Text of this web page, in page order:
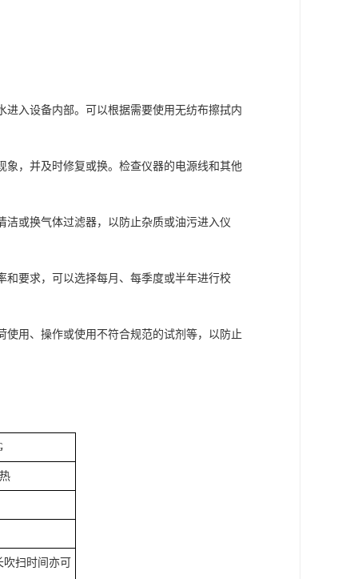
入设备内部。可以根据需要使用无纺布擦拭内
，并及时修复或换。检查仪器的电源线和其他
或换气体过滤器，以防止杂质或油污进入仪
和要求，可以选择每月、每季度或半年进行校
用、操作或使用不符合规范的试剂等，以防止
扫时间亦可